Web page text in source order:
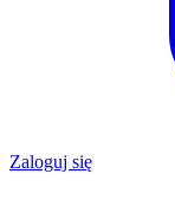
Zaloguj się